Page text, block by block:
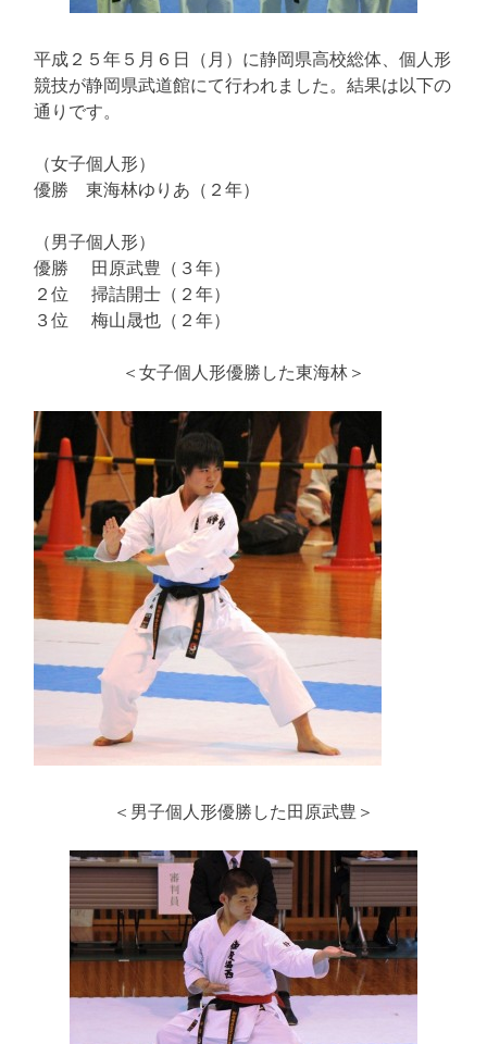
平成２５年５月６日（月）に静岡県高校総体、個人形
競技が静岡県武道館にて行われました。結果は以下の
通りです。
（女子個人形）
優勝 東海林ゆりあ（２年）
（男子個人形）
優勝 田原武豊（３年）
２位 掃詰開士（２年）
３位 梅山晟也（２年）
＜女子個人形優勝した東海林＞
＜男子個人形優勝した田原武豊＞